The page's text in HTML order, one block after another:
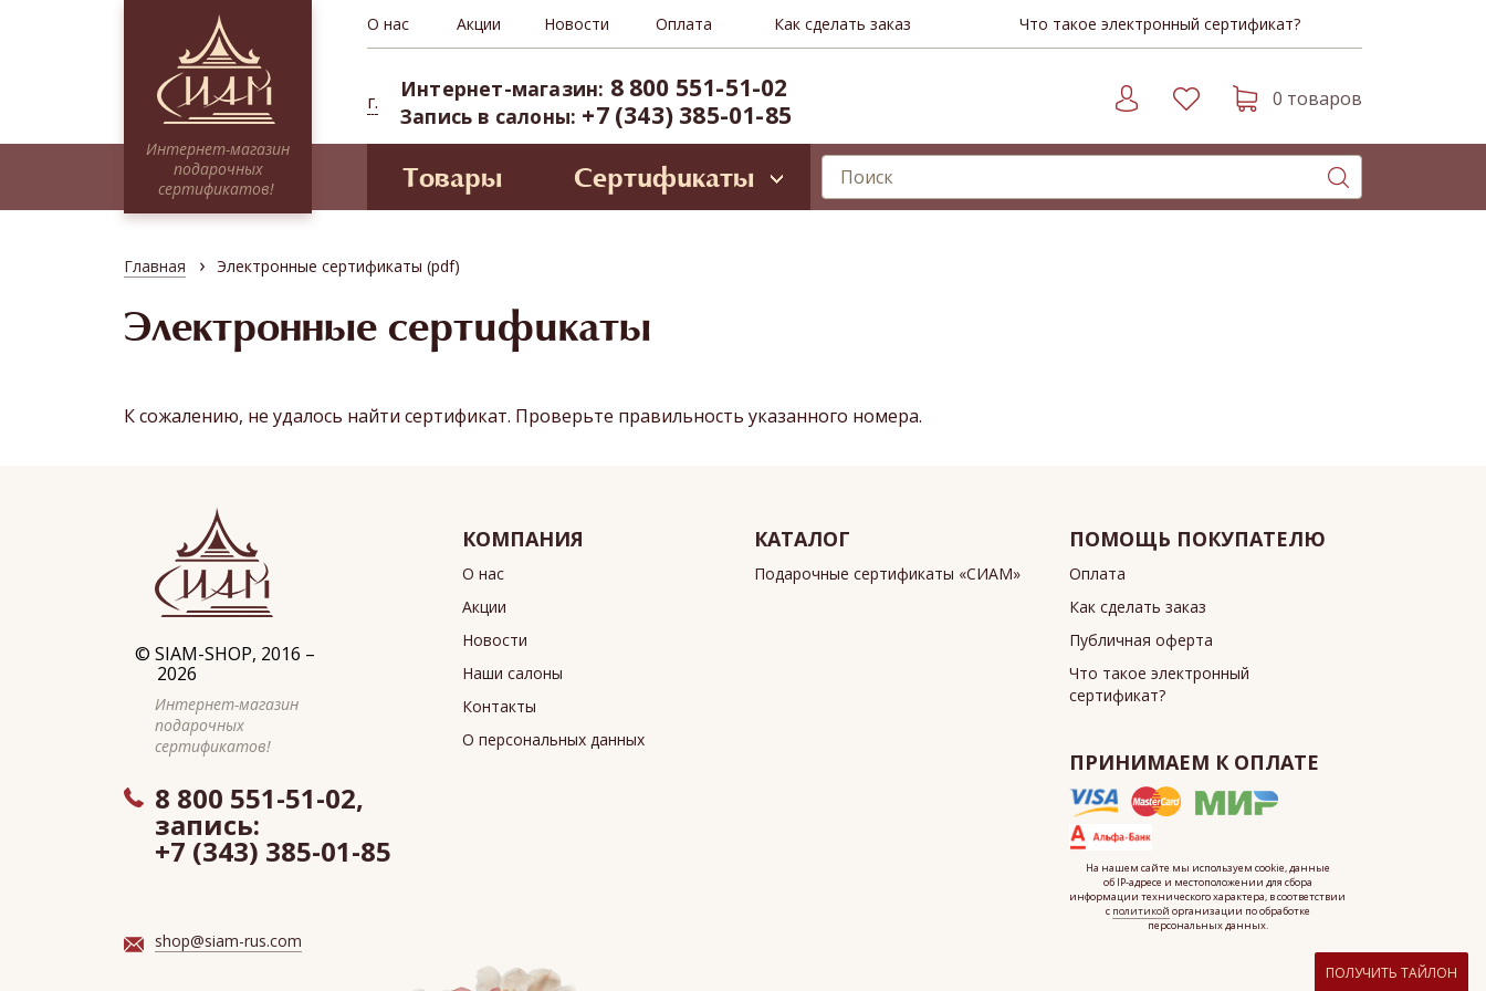
Интернет-магазин
подарочных
сертификатов!
О нас Акции Новости Оплата Как сделать заказ Что такое электронный сертификат?
г. Интернет-магазин: 8 800 551-51-02
Запись в салоны: +7 (343) 385-01-85
0 товаров
Товары Сертификаты
Тайские традиции
Миксы
Программы для двоих
Сиам Oriental SPA (ул. Б.Ельцина, 8)
СПА-пространство Тайнесс (Вайнера, 60)
Депозиты и VIP-карты
Главная › Электронные сертификаты (pdf)
Электронные сертификаты
К сожалению, не удалось найти сертификат. Проверьте правильность указанного номера.
© SIAM-SHOP, 2016 –
2026
Интернет-магазин
подарочных
сертификатов!
8 800 551-51-02,
запись:
+7 (343) 385-01-85
shop@siam-rus.com
КОМПАНИЯ
О нас
Акции
Новости
Наши салоны
Контакты
О персональных данных
КАТАЛОГ
Подарочные сертификаты «СИАМ»
ПОМОЩЬ ПОКУПАТЕЛЮ
Оплата
Как сделать заказ
Публичная оферта
Что такое электронный
сертификат?
ПРИНИМАЕМ К ОПЛАТЕ
На нашем сайте мы используем cookie, данные
об IP-адресе и местоположении для сбора
информации технического характера, в соответствии
с политикой организации по обработке
персональных данных.
ПОЛУЧИТЬ ТАЙЛОН